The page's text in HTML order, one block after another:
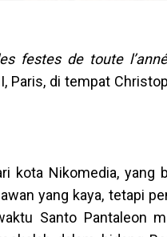
festes de toute
Paris, di tempat
kota Nikomedia, yang
yang kaya, tetapi
Santo Pantaleon